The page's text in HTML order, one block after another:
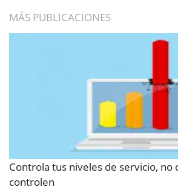
MÁS PUBLICACIONES
Controla tus niveles de servicio, no
controlen